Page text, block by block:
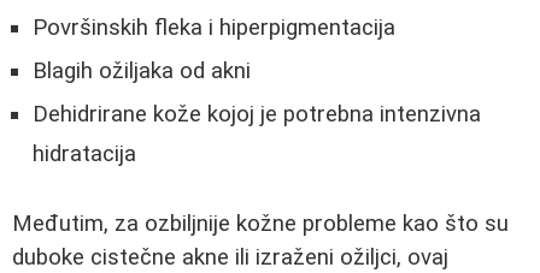
Površinskih fleka i hiperpigmentacija
Blagih ožiljaka od akni
Dehidrirane kože kojoj je potrebna intenzivna
hidratacija
Međutim, za ozbiljnije kožne probleme kao što su
duboke cistečne akne ili izraženi ožiljci, ovaj